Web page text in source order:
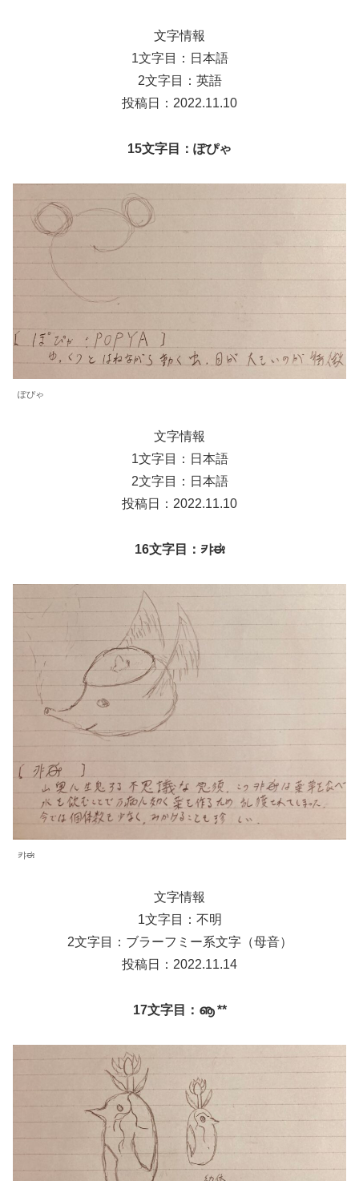
文字情報
1文字目：日本語
2文字目：英語
投稿日：2022.11.10
15文字目：ぽぴゃ
ぽぴゃ
文字情報
1文字目：日本語
2文字目：日本語
投稿日：2022.11.10
16文字目：캬ಈ
캬ಈ
文字情報
1文字目：不明
2文字目：ブラーフミー系文字（母音）
投稿日：2022.11.14
17文字目：ൡ **